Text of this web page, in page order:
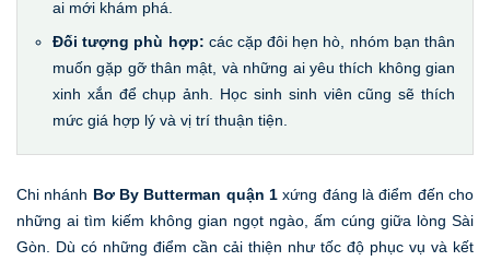
ai mới khám phá.
Đối tượng phù hợp: các cặp đôi hẹn hò, nhóm bạn thân
muốn gặp gỡ thân mật, và những ai yêu thích không gian
xinh xắn để chụp ảnh. Học sinh sinh viên cũng sẽ thích
mức giá hợp lý và vị trí thuận tiện.
Chi nhánh Bơ By Butterman quận 1 xứng đáng là điểm đến cho
những ai tìm kiếm không gian ngọt ngào, ấm cúng giữa lòng Sài
Gòn. Dù có những điểm cần cải thiện như tốc độ phục vụ và kết